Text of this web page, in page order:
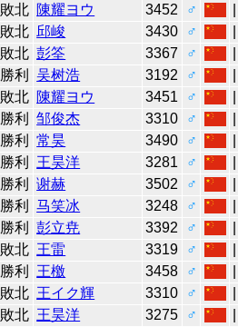
敗北 陳耀ヨウ 3452 ♂
敗北 邱峻 3430 ♂
敗北 彭筌 3367 ♂
勝利 吴树浩 3192 ♂
敗北 陳耀ヨウ 3451 ♂
勝利 邹俊杰 3310 ♂
勝利 常昊 3490 ♂
勝利 王昊洋 3281 ♂
勝利 谢赫 3502 ♂
勝利 马笑冰 3248 ♂
勝利 彭立尭 3392 ♂
敗北 王雷 3319 ♂
勝利 王檄 3458 ♂
敗北 王イク輝 3310 ♂
敗北 王昊洋 3275 ♂